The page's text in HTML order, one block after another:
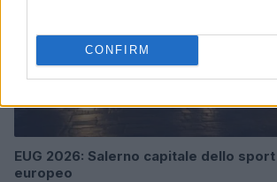
CONFIRM
EUG 2026: Salerno capitale dello
europeo